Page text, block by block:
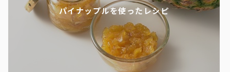
パイナップルを使ったレシピ